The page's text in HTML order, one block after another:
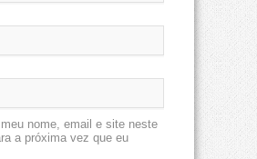
nome, email e site neste
a próxima vez que eu